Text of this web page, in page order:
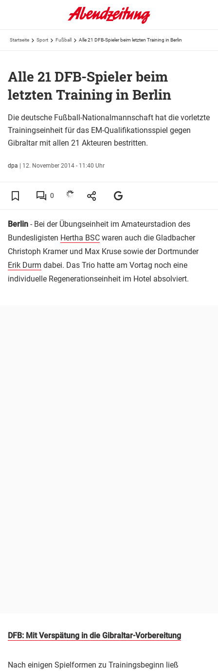
Startseite Sport Fußball Alle 21 DFB-Spieler beim letzten Training in Berlin
Alle 21 DFB-Spieler beim
letzten Training in Berlin
Die deutsche Fußball-Nationalmannschaft hat die vorletzte
Trainingseinheit für das EM-Qualifikationsspiel gegen
Gibraltar mit allen 21 Akteuren bestritten.
dpa | 12. November 2014 - 11:40 Uhr
0
Berlin - Bei der Übungseinheit im Amateurstadion des
Bundesligisten Hertha BSC waren auch die Gladbacher
Christoph Kramer und Max Kruse sowie der Dortmunder
Erik Durm dabei. Das Trio hatte am Vortag noch eine
individuelle Regenerationseinheit im Hotel absolviert.
DFB: Mit Verspätung in die Gibraltar-Vorbereitung
Nach einigen Spielformen zu Trainingsbeginn ließ